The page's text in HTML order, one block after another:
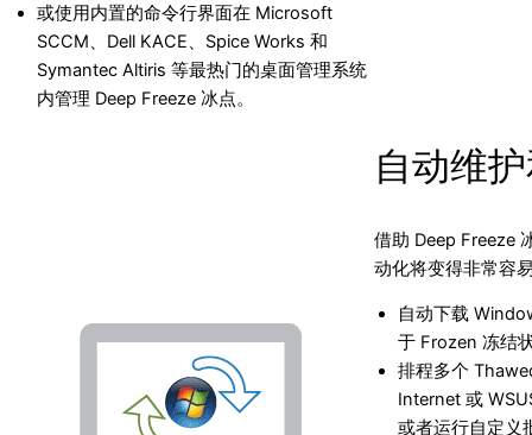
或使用内置的命令行界面在 Microsoft
SCCM、Dell KACE、Spice Works 和
Symantec Altiris 等最热门的桌面管理系统
内管理 Deep Freeze 冰点。
自动维
借助 Deep Freeze
动化将变得非常容
自动下载
于 Frozen 冻结
排程多个
Internet 或
或者运行自定义